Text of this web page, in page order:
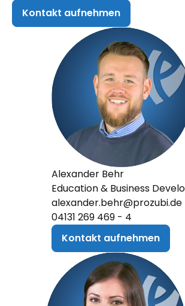
Kontakt aufnehmen
Alexander Behr
Education & Business
alexander.behr@prozubi.de
04131 269 469 - 4
Kontakt aufnehmen